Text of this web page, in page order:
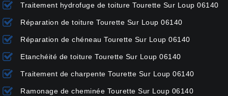
Traitement hydrofuge de toiture Tourette Sur Loup 06140
Réparation de toiture Tourette Sur Loup 06140
Réparation de chéneau Tourette Sur Loup 06140
Etanchéité de toiture Tourette Sur Loup 06140
Traitement de charpente Tourette Sur Loup 06140
Ramonage de cheminée Tourette Sur Loup 06140